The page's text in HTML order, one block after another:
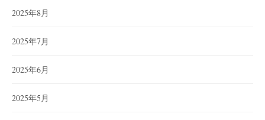
2025年8月
2025年7月
2025年6月
2025年5月